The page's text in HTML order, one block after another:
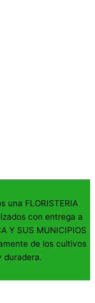
una FLORISTERIA
con entrega a
Y SUS MUNICIPIOS
de los cultivos
duradera.